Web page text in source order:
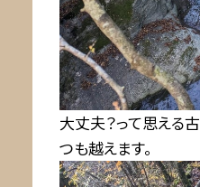
大丈夫？って思える
つも越えます。